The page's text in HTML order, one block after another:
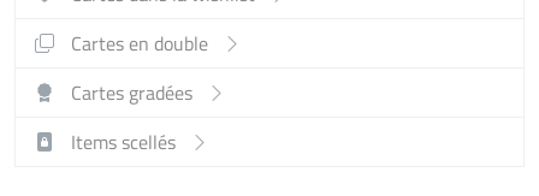
Cartes en double
Cartes gradées
Items scellés